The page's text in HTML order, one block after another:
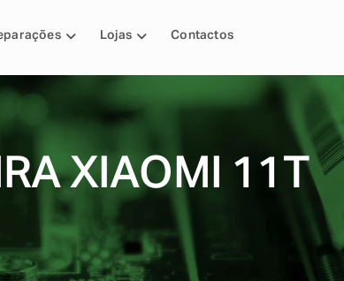
Lojas Contactos
XIAOMI 11T